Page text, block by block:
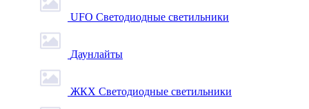
UFO Светодиодные светильники
Даунлайты
ЖКХ Светодиодные светильники